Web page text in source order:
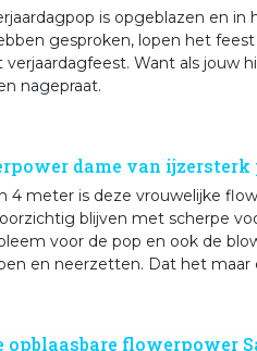
is opgeblazen en
gesproken, lopen het
Want als jouw
nagepraat.
dame van ijzersterk
4 meter is deze vrouwelijke
blijven met scherpe
voor de pop en ook de
en neerzetten. Dat het maar
opblaasbare flowerpower